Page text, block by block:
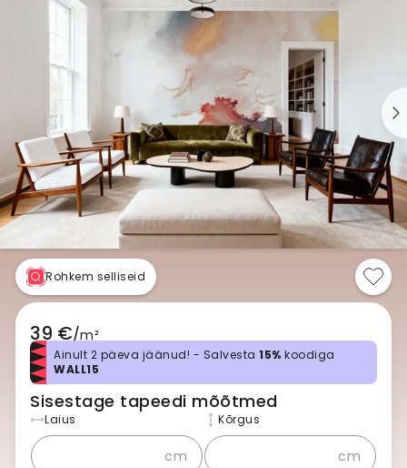
Rohkem selliseid
39 €/m²
Ainult 2 päeva jäänud! - Salvesta 15% koodiga
WALL15
Sisestage tapeedi mõõtmed
Laius
cm
Kõrgus
cm